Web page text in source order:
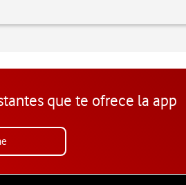
que te ofrece la app